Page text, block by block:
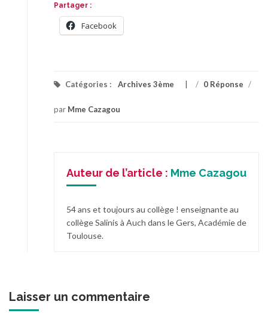
Partager :
Facebook
Catégories : Archives 3ème / 0 Réponse /
par Mme Cazagou
Auteur de l’article : Mme Cazagou
54 ans et toujours au collège ! enseignante au
collège Salinis à Auch dans le Gers, Académie de
Toulouse.
Laisser un commentaire